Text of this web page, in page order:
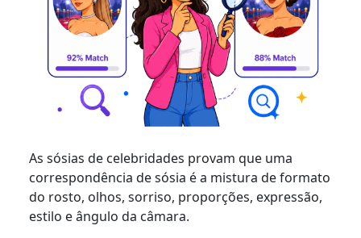
As sósias de celebridades provam que uma
correspondência de sósia é a mistura de formato
do rosto, olhos, sorriso, proporções, expressão,
estilo e ângulo da câmara.